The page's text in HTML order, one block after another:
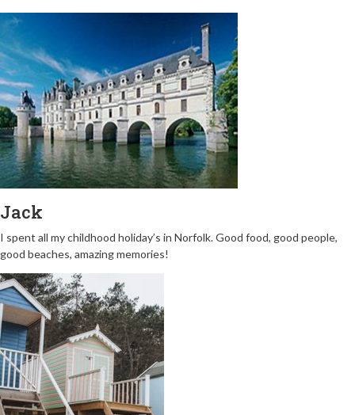
Jack
I spent all my childhood holiday’s in Norfolk. Good food, good people,
good beaches, amazing memories!